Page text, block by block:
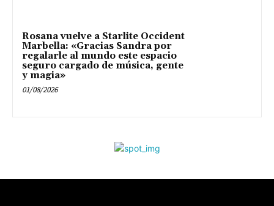
Rosana vuelve a Starlite Occident
Marbella: «Gracias Sandra por
regalarle al mundo este espacio
seguro cargado de música, gente
y magia»
01/08/2026